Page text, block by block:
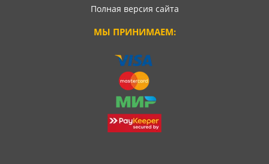
Полная версия сайта
МЫ ПРИНИМАЕМ: